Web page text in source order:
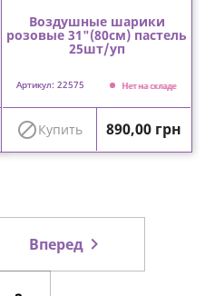
Воздушные шарики
розовые 31"(80см) пастель
25шт/уп
Артикул: 22575 Нет на складе
Купить Цена
890,00 грн
Вперед